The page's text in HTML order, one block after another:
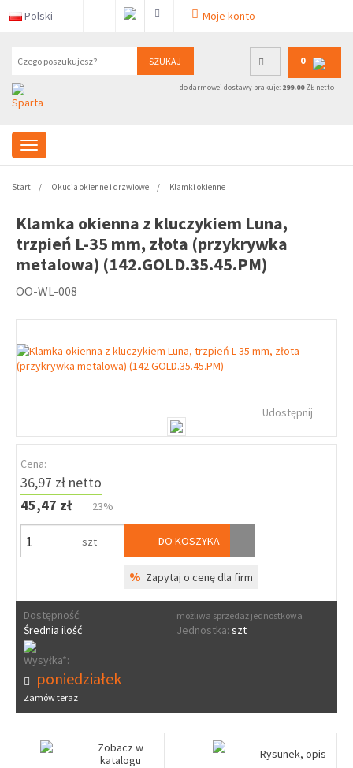
Polski Moje konto
SZUKAJ 0
do darmowej dostawy brakuje: 299.00ZŁ netto
Start Okucia okienne i drzwiowe Klamki okienne
Klamka okienna z kluczykiem Luna,
trzpień L-35 mm, złota (przykrywka
metalowa) (142.GOLD.35.45.PM)
OO-WL-008
Udostępnij
Cena:
36,97 zł netto
45,47 zł
23%
szt DO KOSZYKA
% Zapytaj o cenę dla firm
Dostępność:
Średnia ilość
możliwa sprzedaż jednostkowa
Jednostka: szt
Wysyłka*:
poniedziałek
Zamów teraz
Zobacz w
katalogu
Rysunek, opis